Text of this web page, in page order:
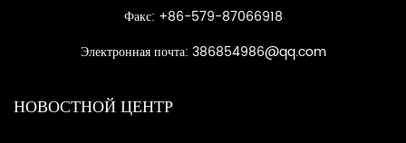
Факс: +86-579-87066918
Электронная почта: 386854986@qq.com
НОВОСТНОЙ ЦЕНТР